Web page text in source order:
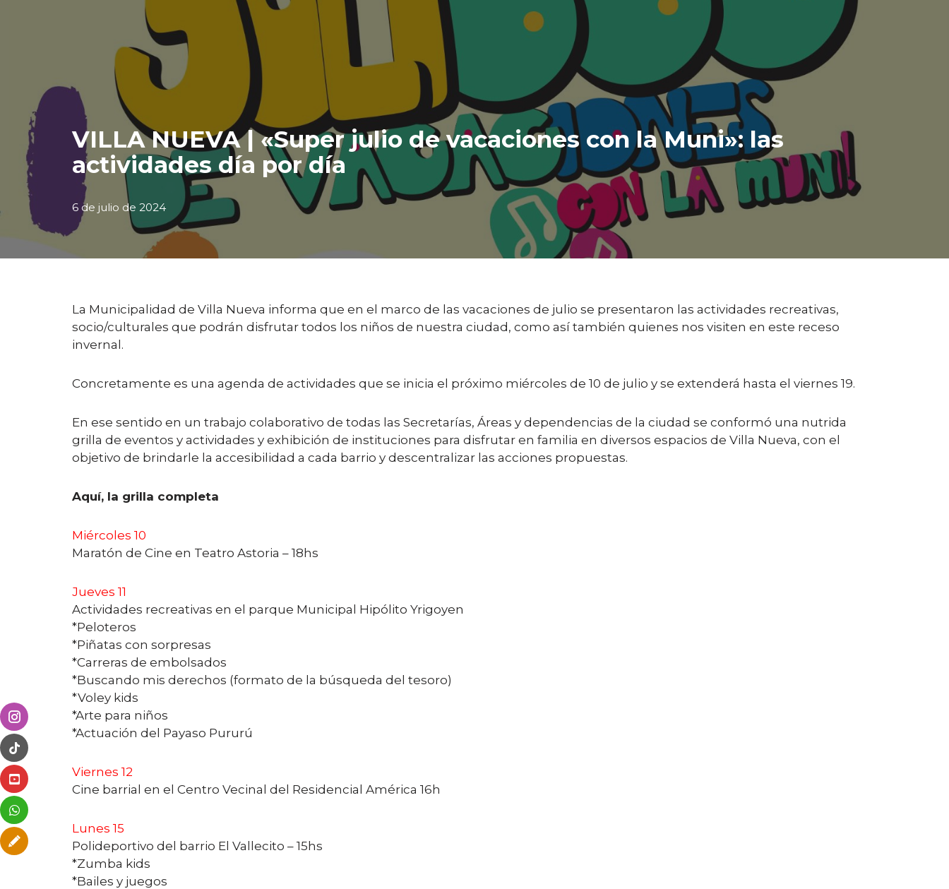
VILLA NUEVA | «Super julio de vacaciones con la Muni»: las
actividades día por día
6 de julio de 2024
La Municipalidad de Villa Nueva informa que en el marco de las vacaciones de julio se presentaron las actividades recreativas,
socio/culturales que podrán disfrutar todos los niños de nuestra ciudad, como así también quienes nos visiten en este receso
invernal.
Concretamente es una agenda de actividades que se inicia el próximo miércoles de 10 de julio y se extenderá hasta el viernes 19.
En ese sentido en un trabajo colaborativo de todas las Secretarías, Áreas y dependencias de la ciudad se conformó una nutrida
grilla de eventos y actividades y exhibición de instituciones para disfrutar en familia en diversos espacios de Villa Nueva, con el
objetivo de brindarle la accesibilidad a cada barrio y descentralizar las acciones propuestas.
Aquí, la grilla completa
Miércoles 10
Maratón de Cine en Teatro Astoria – 18hs
Jueves 11
Actividades recreativas en el parque Municipal Hipólito Yrigoyen
*Peloteros
*Piñatas con sorpresas
*Carreras de embolsados
*Buscando mis derechos (formato de la búsqueda del tesoro)
*Voley kids
*Arte para niños
*Actuación del Payaso Pururú
Viernes 12
Cine barrial en el Centro Vecinal del Residencial América 16h
Lunes 15
Polideportivo del barrio El Vallecito – 15hs
*Zumba kids
*Bailes y juegos